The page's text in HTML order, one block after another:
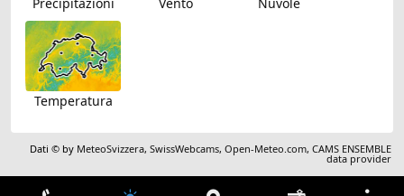
Temperatura
Dati © by MeteoSvizzera,SwissWebcams,Open-Meteo.com,CAMS ENSEMBLE
data provider